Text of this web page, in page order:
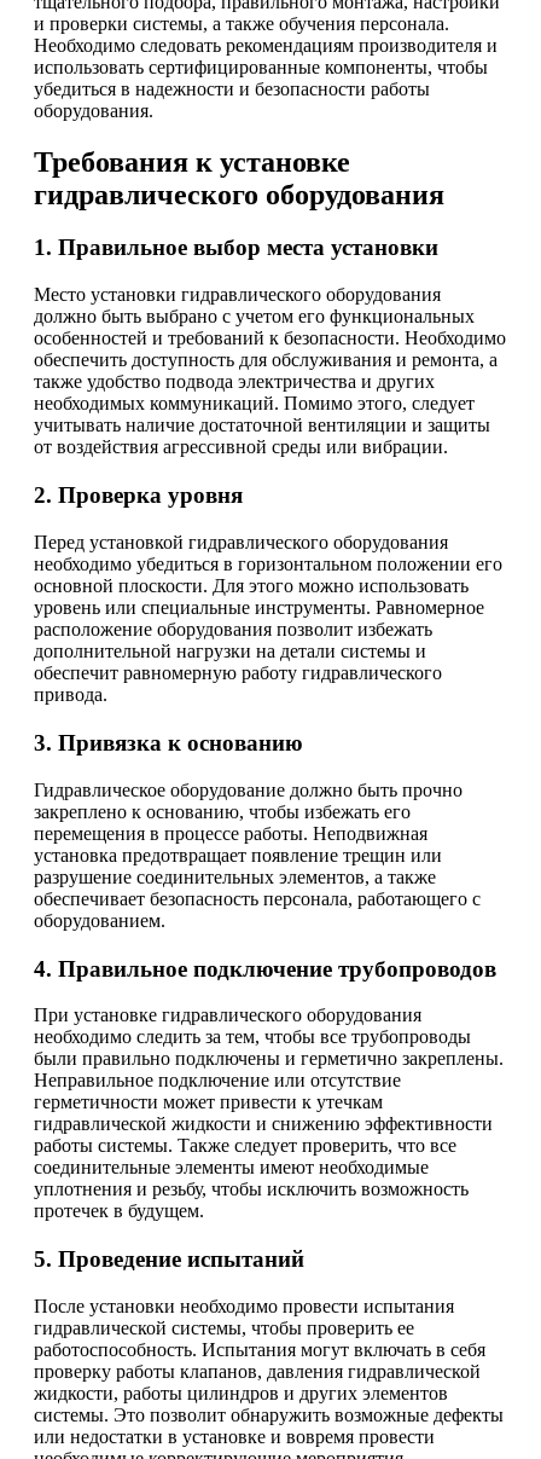
и проверки системы, а также обучения персонала.
Необходимо следовать рекомендациям производителя и
использовать сертифицированные компоненты, чтобы
убедиться в надежности и безопасности работы
оборудования.
Требования к установке
гидравлического оборудования
1. Правильное выбор места установки
Место установки гидравлического оборудования
должно быть выбрано с учетом его функциональных
особенностей и требований к безопасности. Необходимо
обеспечить доступность для обслуживания и ремонта, а
также удобство подвода электричества и других
необходимых коммуникаций. Помимо этого, следует
учитывать наличие достаточной вентиляции и защиты
от воздействия агрессивной среды или вибрации.
2. Проверка уровня
Перед установкой гидравлического оборудования
необходимо убедиться в горизонтальном положении его
основной плоскости. Для этого можно использовать
уровень или специальные инструменты. Равномерное
расположение оборудования позволит избежать
дополнительной нагрузки на детали системы и
обеспечит равномерную работу гидравлического
привода.
3. Привязка к основанию
Гидравлическое оборудование должно быть прочно
закреплено к основанию, чтобы избежать его
перемещения в процессе работы. Неподвижная
установка предотвращает появление трещин или
разрушение соединительных элементов, а также
обеспечивает безопасность персонала, работающего с
оборудованием.
4. Правильное подключение трубопроводов
При установке гидравлического оборудования
необходимо следить за тем, чтобы все трубопроводы
были правильно подключены и герметично закреплены.
Неправильное подключение или отсутствие
герметичности может привести к утечкам
гидравлической жидкости и снижению эффективности
работы системы. Также следует проверить, что все
соединительные элементы имеют необходимые
уплотнения и резьбу, чтобы исключить возможность
протечек в будущем.
5. Проведение испытаний
После установки необходимо провести испытания
гидравлической системы, чтобы проверить ее
работоспособность. Испытания могут включать в себя
проверку работы клапанов, давления гидравлической
жидкости, работы цилиндров и других элементов
системы. Это позволит обнаружить возможные дефекты
или недостатки в установке и вовремя провести